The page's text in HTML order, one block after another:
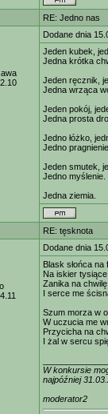
RE: Jedno nas
Dodane dnia
Jeden kubek,
Jedna krótka
Jeden ręcznik,
Jedna wrząca
Jeden pokój,
Jedna prosta
Jedno łóżko,
Jedno
Jeden smutek,
Jedno myślenie.
Jedna ziemia.
RE: tęsknota
Dodane dnia
Blask słońca na
Na iskier
Zanika na
I serce me
Szum morza w
W uczucia me
Przycicha na
I żal w sercu
W konkursie
najpóźniej
moderator2